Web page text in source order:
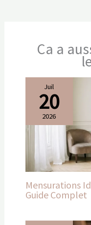
Ca a
Juil
20
2026
Mensurations
Guide Complet